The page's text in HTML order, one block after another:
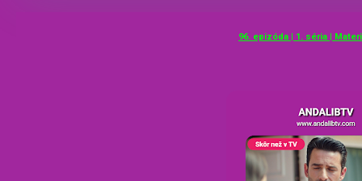
96. epizóda | 1. séria |